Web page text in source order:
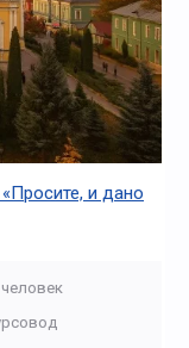
и дано